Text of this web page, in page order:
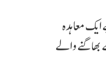
ایک معاہدہ
بھاگنے والے